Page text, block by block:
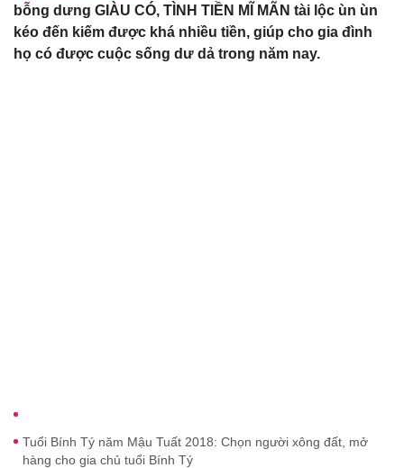
bỗng dưng GIÀU CÓ, TÌNH TIỀN MĨ MÃN tài lộc ùn ùn
kéo đến kiếm được khá nhiều tiền, giúp cho gia đình
họ có được cuộc sống dư dả trong năm nay.
Tuổi Bính Tý năm Mậu Tuất 2018: Chọn người xông đất, mở
hàng cho gia chủ tuổi Bính Tý